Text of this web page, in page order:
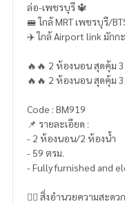
ล่อ-เพชรบุรี 🔱
🚝 ใกล้ MRT เพชรบุรี/
✈️ ใกล้ Airport link มักก
🔥🔥 2 ห้องนอน สุดคุ้ม
🔥🔥 2 ห้องนอน สุดคุ้ม
Code : BM919
📌 รายละเอียด :
- 2 ห้องนอน/2 ห้องน้ำ
- 59 ตรม.
- Fully furnished and
🏊‍♂️ สิ่งอำนวยความสะดว